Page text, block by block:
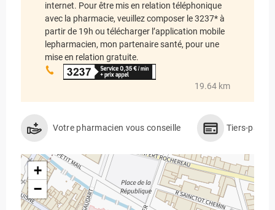
internet. Pour être mis en relation téléphonique
avec la pharmacie, veuillez composer le 3237* à
partir de 19h ou télécharger l’application mobile
lepharmacien, mon partenaire santé, pour une
mise en relation gratuite.
19.64 km
Votre pharmacien vous conseille Tiers-
+
−